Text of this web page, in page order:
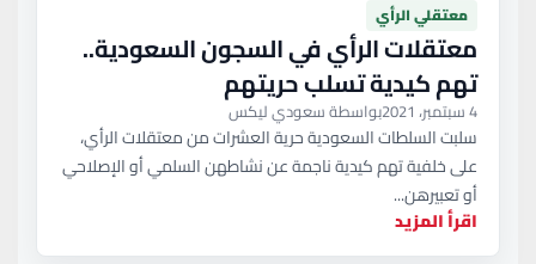
معتقلي الرأي
معتقلات الرأي في السجون السعودية..
تهم كيدية تسلب حريتهم
4 سبتمبر، 2021 بواسطة سعودي ليكس
سلبت السلطات السعودية حرية العشرات من معتقلات الرأي،
على خلفية تهم كيدية ناجمة عن نشاطهن السلمي أو الإصلاحي
أو تعبيرهن...
اقرأ المزيد